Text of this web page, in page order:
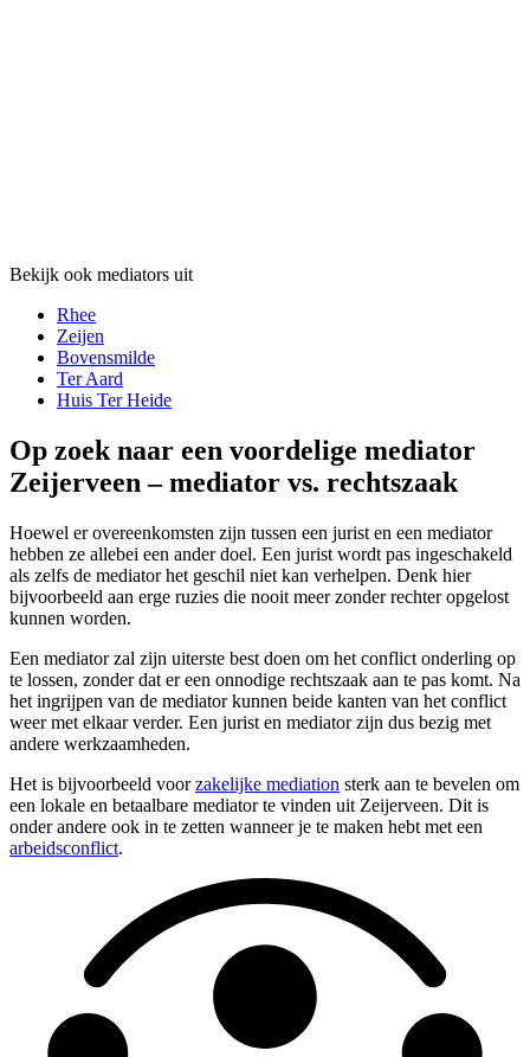
Bekijk ook mediators uit
Rhee
Zeijen
Bovensmilde
Ter Aard
Huis Ter Heide
Op zoek naar een voordelige mediator
Zeijerveen – mediator vs. rechtszaak
Hoewel er overeenkomsten zijn tussen een jurist en een mediator
hebben ze allebei een ander doel. Een jurist wordt pas ingeschakeld
als zelfs de mediator het geschil niet kan verhelpen. Denk hier
bijvoorbeeld aan erge ruzies die nooit meer zonder rechter opgelost
kunnen worden.
Een mediator zal zijn uiterste best doen om het conflict onderling op
te lossen, zonder dat er een onnodige rechtszaak aan te pas komt. Na
het ingrijpen van de mediator kunnen beide kanten van het conflict
weer met elkaar verder. Een jurist en mediator zijn dus bezig met
andere werkzaamheden.
Het is bijvoorbeeld voorzakelijke mediation sterk aan te bevelen om
een lokale en betaalbare mediator te vinden uit Zeijerveen. Dit is
onder andere ook in te zetten wanneer je te maken hebt met een
arbeidsconflict.